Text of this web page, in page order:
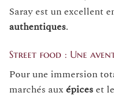
Saray est un excellent
authentiques.
Street food : Une
Pour une immersion
marchés auxépiceset